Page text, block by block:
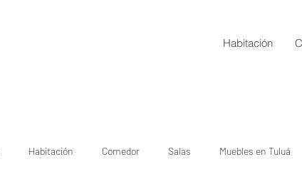
Habitación
Habitación Comedor Salas Muebles en Tuluá